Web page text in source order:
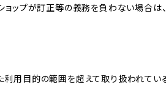
ョップが訂正等の義務を負わない場合は
利用目的の範囲を超えて取り扱われて